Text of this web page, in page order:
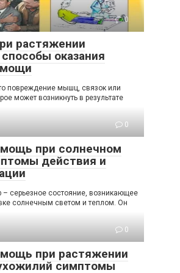
0
растяжении
оказания
повреждение мышц, связок или
может возникнуть в результате
0
при солнечном
действия и
серьезное состояние, возникающее
солнечным светом и теплом. Он
0
при растяжении
симптомы